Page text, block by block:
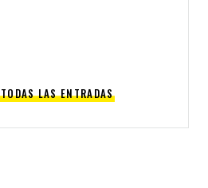
TODAS LAS ENTRADAS